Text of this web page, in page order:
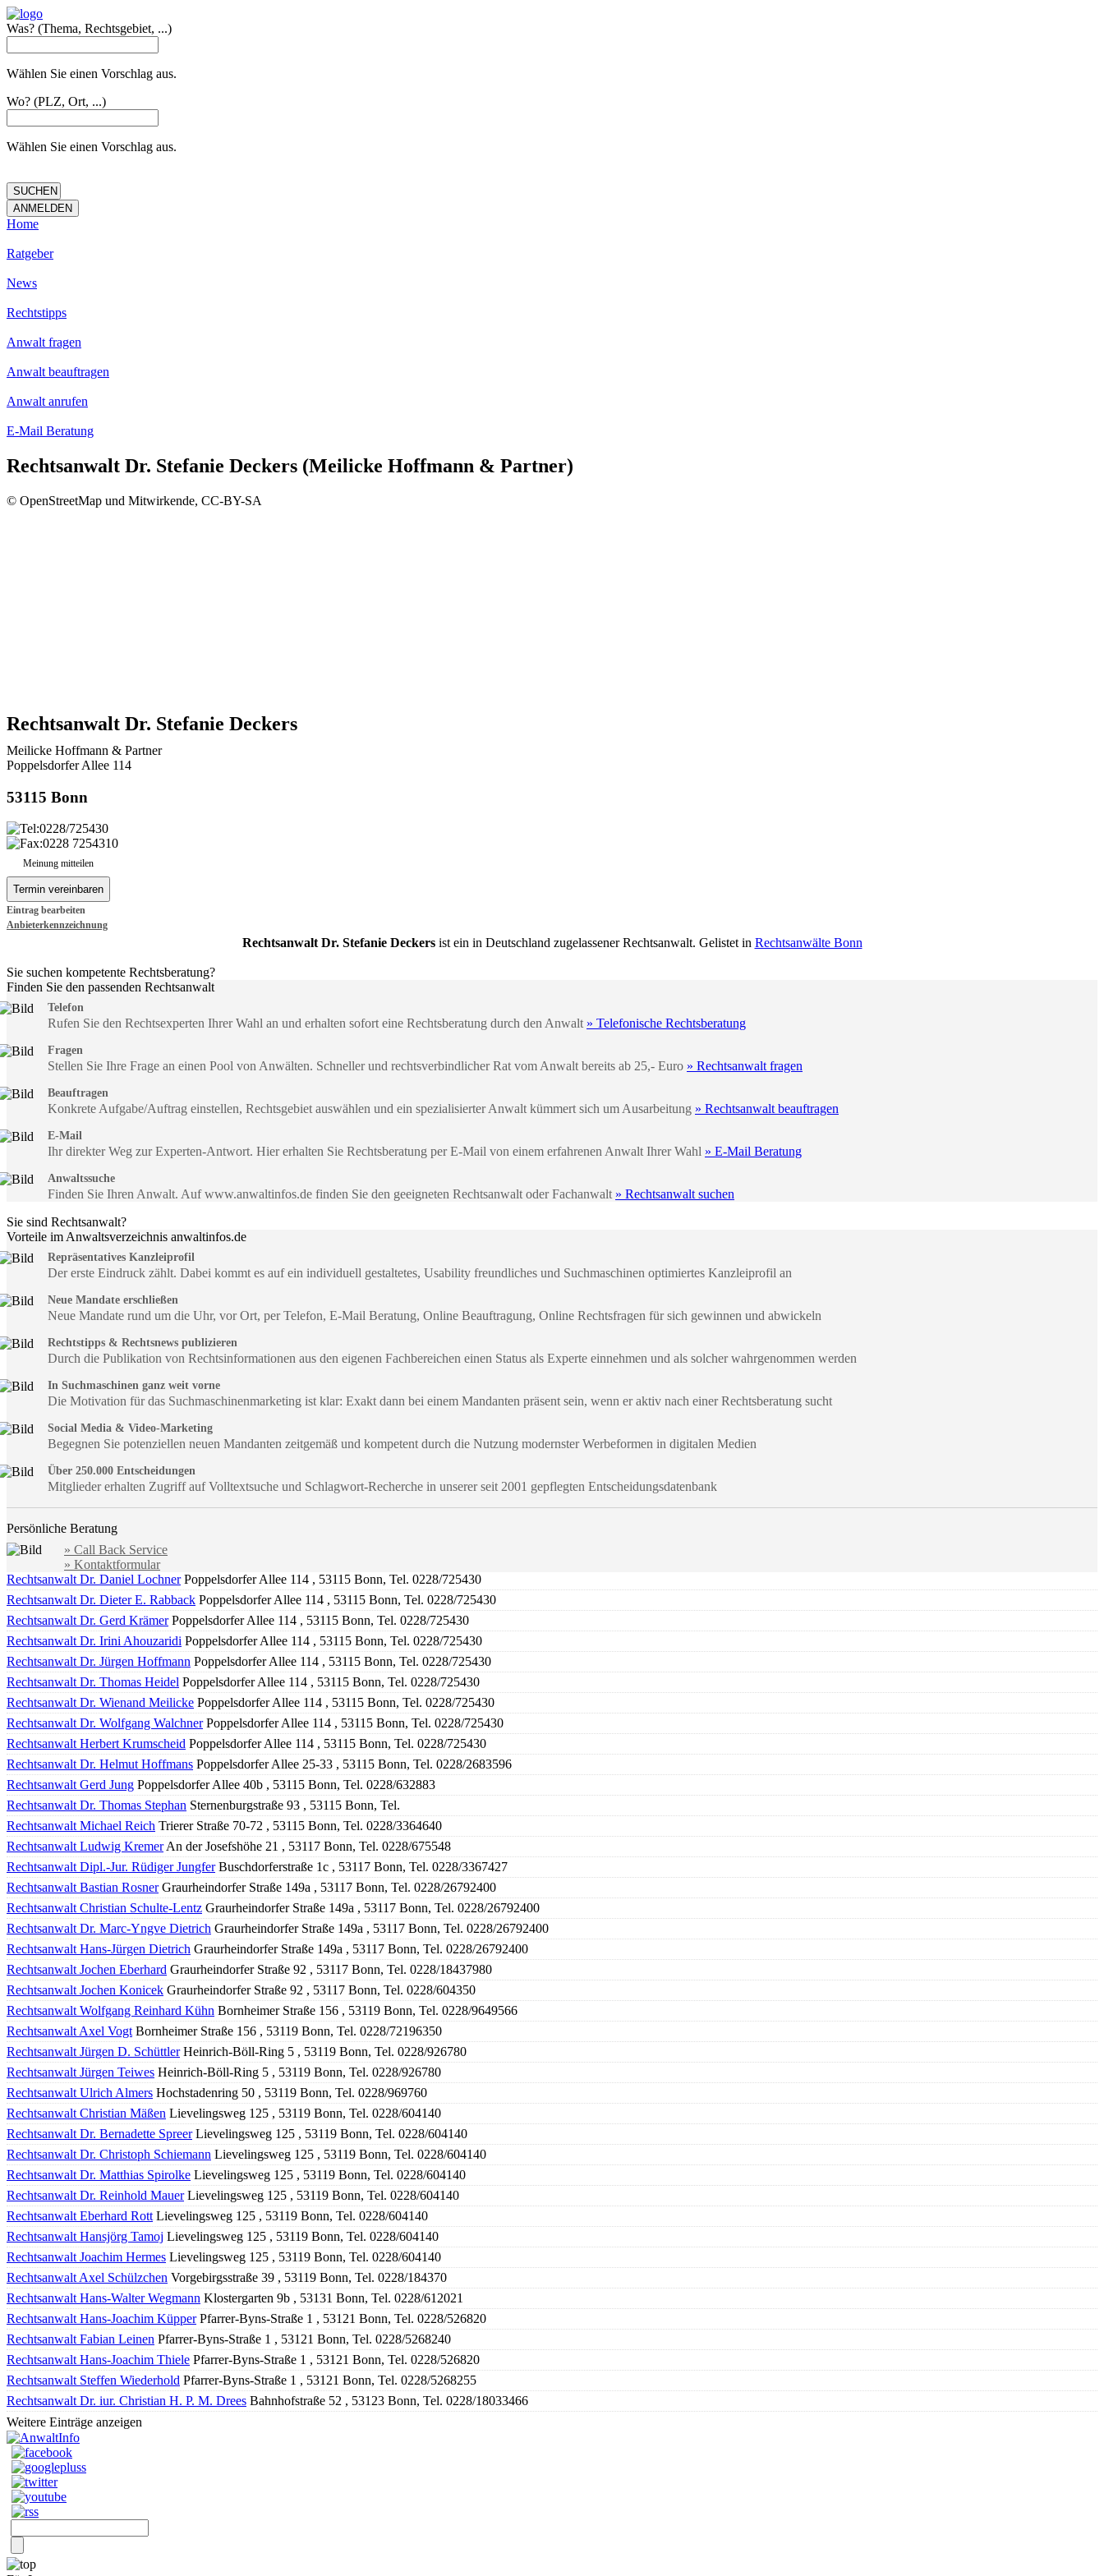
Was? (Thema, Rechtsgebiet, ...)
Wählen Sie einen Vorschlag aus.
Wo? (PLZ, Ort, ...)
Wählen Sie einen Vorschlag aus.
Home
Ratgeber
News
Rechtstipps
Anwalt fragen
Anwalt beauftragen
Anwalt anrufen
E-Mail Beratung
Rechtsanwalt Dr. Stefanie Deckers (Meilicke Hoffmann & Partner)
© OpenStreetMap und Mitwirkende, CC-BY-SA
Rechtsanwalt Dr. Stefanie Deckers
Meilicke Hoffmann & Partner
Poppelsdorfer Allee 114
53115 Bonn
0228/725430
0228 7254310
Meinung mitteilen
Eintrag bearbeiten
Anbieterkennzeichnung
Rechtsanwalt Dr. Stefanie Deckersist ein in Deutschland zugelassener Rechtsanwalt. Gelistet in Rechtsanwälte Bonn
Sie suchen kompetente Rechtsberatung?
Finden Sie den passenden Rechtsanwalt
Telefon
Rufen Sie den Rechtsexperten Ihrer Wahl an und erhalten sofort eine Rechtsberatung durch den Anwalt » Telefonische Rechtsberatung
Fragen
Stellen Sie Ihre Frage an einen Pool von Anwälten. Schneller und rechtsverbindlicher Rat vom Anwalt bereits ab 25,- Euro » Rechtsanwalt fragen
Beauftragen
Konkrete Aufgabe/Auftrag einstellen, Rechtsgebiet auswählen und ein spezialisierter Anwalt kümmert sich um Ausarbeitung » Rechtsanwalt beauftragen
E-Mail
Ihr direkter Weg zur Experten-Antwort. Hier erhalten Sie Rechtsberatung per E-Mail von einem erfahrenen Anwalt Ihrer Wahl » E-Mail Beratung
Anwaltssuche
Finden Sie Ihren Anwalt. Auf www.anwaltinfos.de finden Sie den geeigneten Rechtsanwalt oder Fachanwalt » Rechtsanwalt suchen
Sie sind Rechtsanwalt?
Vorteile im Anwaltsverzeichnis anwaltinfos.de
Repräsentatives Kanzleiprofil
Der erste Eindruck zählt. Dabei kommt es auf ein individuell gestaltetes, Usability freundliches und Suchmaschinen optimiertes Kanzleiprofil an
Neue Mandate erschließen
Neue Mandate rund um die Uhr, vor Ort, per Telefon, E-Mail Beratung, Online Beauftragung, Online Rechtsfragen für sich gewinnen und abwickeln
Rechtstipps & Rechtsnews publizieren
Durch die Publikation von Rechtsinformationen aus den eigenen Fachbereichen einen Status als Experte einnehmen und als solcher wahrgenommen werden
In Suchmaschinen ganz weit vorne
Die Motivation für das Suchmaschinenmarketing ist klar: Exakt dann bei einem Mandanten präsent sein, wenn er aktiv nach einer Rechtsberatung sucht
Social Media & Video-Marketing
Begegnen Sie potenziellen neuen Mandanten zeitgemäß und kompetent durch die Nutzung modernster Werbeformen in digitalen Medien
Über 250.000 Entscheidungen
Mitglieder erhalten Zugriff auf Volltextsuche und Schlagwort-Recherche in unserer seit 2001 gepflegten Entscheidungsdatenbank
Persönliche Beratung
» Call Back Service
» Kontaktformular
Rechtsanwalt Dr. Daniel LochnerPoppelsdorfer Allee 114 , 53115 Bonn, Tel. 0228/725430
Rechtsanwalt Dr. Dieter E. Rabback Poppelsdorfer Allee 114 , 53115 Bonn, Tel. 0228/725430
Rechtsanwalt Dr. Gerd KrämerPoppelsdorfer Allee 114 , 53115 Bonn, Tel. 0228/725430
Rechtsanwalt Dr. Irini Ahouzaridi Poppelsdorfer Allee 114 , 53115 Bonn, Tel. 0228/725430
Rechtsanwalt Dr. Jürgen Hoffmann Poppelsdorfer Allee 114 , 53115 Bonn, Tel. 0228/725430
Rechtsanwalt Dr. Thomas Heidel Poppelsdorfer Allee 114 , 53115 Bonn, Tel. 0228/725430
Rechtsanwalt Dr. Wienand Meilicke Poppelsdorfer Allee 114 , 53115 Bonn, Tel. 0228/725430
Rechtsanwalt Dr. Wolfgang WalchnerPoppelsdorfer Allee 114 , 53115 Bonn, Tel. 0228/725430
Rechtsanwalt Herbert Krumscheid Poppelsdorfer Allee 114 , 53115 Bonn, Tel. 0228/725430
Rechtsanwalt Dr. Helmut Hoffmans Poppelsdorfer Allee 25-33 , 53115 Bonn, Tel. 0228/2683596
Rechtsanwalt Gerd Jung Poppelsdorfer Allee 40b , 53115 Bonn, Tel. 0228/632883
Rechtsanwalt Dr. Thomas Stephan Sternenburgstraße 93 , 53115 Bonn, Tel.
Rechtsanwalt Michael Reich Trierer Straße 70-72 , 53115 Bonn, Tel. 0228/3364640
Rechtsanwalt Ludwig KremerAn der Josefshöhe 21 , 53117 Bonn, Tel. 0228/675548
Rechtsanwalt Dipl.-Jur. Rüdiger JungferBuschdorferstraße 1c , 53117 Bonn, Tel. 0228/3367427
Rechtsanwalt Bastian RosnerGraurheindorfer Straße 149a , 53117 Bonn, Tel. 0228/26792400
Rechtsanwalt Christian Schulte-Lentz Graurheindorfer Straße 149a , 53117 Bonn, Tel. 0228/26792400
Rechtsanwalt Dr. Marc-Yngve Dietrich Graurheindorfer Straße 149a , 53117 Bonn, Tel. 0228/26792400
Rechtsanwalt Hans-Jürgen Dietrich Graurheindorfer Straße 149a , 53117 Bonn, Tel. 0228/26792400
Rechtsanwalt Jochen Eberhard Graurheindorfer Straße 92 , 53117 Bonn, Tel. 0228/18437980
Rechtsanwalt Jochen Konicek Graurheindorfer Straße 92 , 53117 Bonn, Tel. 0228/604350
Rechtsanwalt Wolfgang Reinhard Kühn Bornheimer Straße 156 , 53119 Bonn, Tel. 0228/9649566
Rechtsanwalt Axel Vogt Bornheimer Straße 156 , 53119 Bonn, Tel. 0228/72196350
Rechtsanwalt Jürgen D. SchüttlerHeinrich-Böll-Ring 5 , 53119 Bonn, Tel. 0228/926780
Rechtsanwalt Jürgen Teiwes Heinrich-Böll-Ring 5 , 53119 Bonn, Tel. 0228/926780
Rechtsanwalt Ulrich Almers Hochstadenring 50 , 53119 Bonn, Tel. 0228/969760
Rechtsanwalt Christian Mäßen Lievelingsweg 125 , 53119 Bonn, Tel. 0228/604140
Rechtsanwalt Dr. Bernadette SpreerLievelingsweg 125 , 53119 Bonn, Tel. 0228/604140
Rechtsanwalt Dr. Christoph Schiemann Lievelingsweg 125 , 53119 Bonn, Tel. 0228/604140
Rechtsanwalt Dr. Matthias Spirolke Lievelingsweg 125 , 53119 Bonn, Tel. 0228/604140
Rechtsanwalt Dr. Reinhold MauerLievelingsweg 125 , 53119 Bonn, Tel. 0228/604140
Rechtsanwalt Eberhard Rott Lievelingsweg 125 , 53119 Bonn, Tel. 0228/604140
Rechtsanwalt Hansjörg Tamoj Lievelingsweg 125 , 53119 Bonn, Tel. 0228/604140
Rechtsanwalt Joachim Hermes Lievelingsweg 125 , 53119 Bonn, Tel. 0228/604140
Rechtsanwalt Axel Schülzchen Vorgebirgsstraße 39 , 53119 Bonn, Tel. 0228/184370
Rechtsanwalt Hans-Walter Wegmann Klostergarten 9b , 53131 Bonn, Tel. 0228/612021
Rechtsanwalt Hans-Joachim KüpperPfarrer-Byns-Straße 1 , 53121 Bonn, Tel. 0228/526820
Rechtsanwalt Fabian Leinen Pfarrer-Byns-Straße 1 , 53121 Bonn, Tel. 0228/5268240
Rechtsanwalt Hans-Joachim Thiele Pfarrer-Byns-Straße 1 , 53121 Bonn, Tel. 0228/526820
Rechtsanwalt Steffen Wiederhold Pfarrer-Byns-Straße 1 , 53121 Bonn, Tel. 0228/5268255
Rechtsanwalt Dr. iur. Christian H. P. M. Drees Bahnhofstraße 52 , 53123 Bonn, Tel. 0228/18033466
Weitere Einträge anzeigen